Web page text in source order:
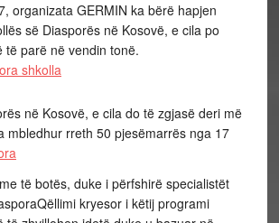
organizata GERMIN ka bërë hapjen
së Diasporës në Kosovë, e cila po
të parë në vendin tonë.
në Kosovë, e cila do të zgjasë deri më
mbledhur rreth 50 pjesëmarrës nga 17
të botës, duke i përfshirë specialistët
kryesor i këtij programi